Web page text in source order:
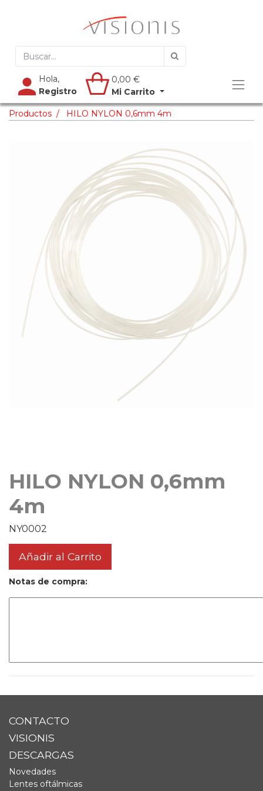
Hola,
Registro
0,00 €
Mi Carrito
Productos HILO NYLON 0,6mm 4m
HILO NYLON 0,6mm
4m
NY0002
Añadir al Carrito
Notas de compra:
CONTACTO
VISIONIS
DESCARGAS
Novedades
Lentes oftálmicas